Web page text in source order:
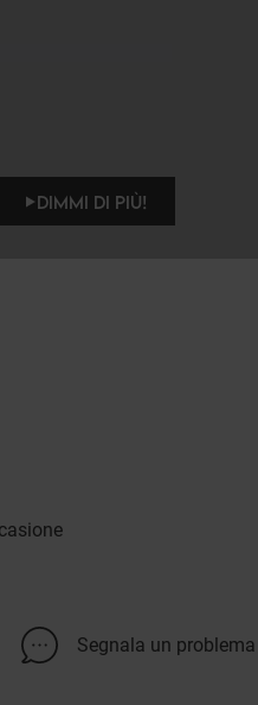
DIMMI DI PIÙ!
Segnala un problema